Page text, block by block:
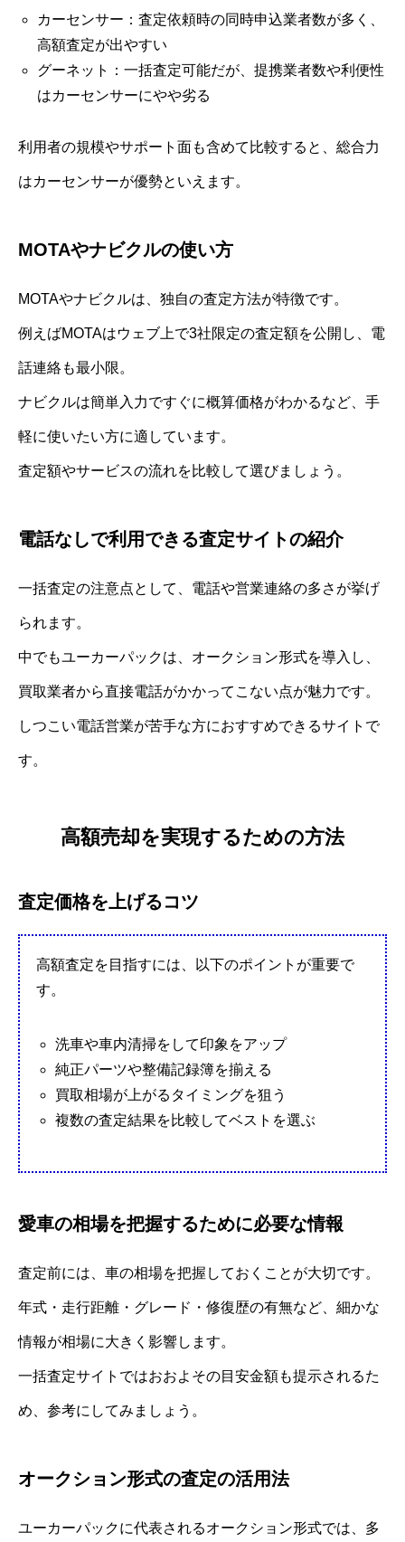
カーセンサー：査定依頼時の同時申込業者数が多く、
高額査定が出やすい
グーネット：一括査定可能だが、提携業者数や利便性
はカーセンサーにやや劣る
利用者の規模やサポート面も含めて比較すると、総合力
はカーセンサーが優勢といえます。
MOTAやナビクルの使い方
MOTAやナビクルは、独自の査定方法が特徴です。
例えばMOTAはウェブ上で3社限定の査定額を公開し、電
話連絡も最小限。
ナビクルは簡単入力ですぐに概算価格がわかるなど、手
軽に使いたい方に適しています。
査定額やサービスの流れを比較して選びましょう。
電話なしで利用できる査定サイトの紹介
一括査定の注意点として、電話や営業連絡の多さが挙げ
られます。
中でもユーカーパックは、オークション形式を導入し、
買取業者から直接電話がかかってこない点が魅力です。
しつこい電話営業が苦手な方におすすめできるサイトで
す。
高額売却を実現するための方法
査定価格を上げるコツ
高額査定を目指すには、以下のポイントが重要で
す。
洗車や車内清掃をして印象をアップ
純正パーツや整備記録簿を揃える
買取相場が上がるタイミングを狙う
複数の査定結果を比較してベストを選ぶ
愛車の相場を把握するために必要な情報
査定前には、車の相場を把握しておくことが大切です。
年式・走行距離・グレード・修復歴の有無など、細かな
情報が相場に大きく影響します。
一括査定サイトではおおよその目安金額も提示されるた
め、参考にしてみましょう。
オークション形式の査定の活用法
ユーカーパックに代表されるオークション形式では、多